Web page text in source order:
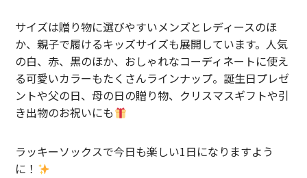
サイズは贈り物に選びやすいメンズとレディースのほ
か、親子で履けるキッズサイズも展開しています。人気
の白、赤、黒のほか、おしゃれなコーディネートに使え
る可愛いカラーもたくさんラインナップ。誕生日プレゼ
ントや父の日、母の日の贈り物、クリスマスギフトや引
き出物のお祝いにも
ラッキーソックスで今日も楽しい1日になりますよう
に！